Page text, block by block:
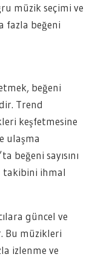
müzik seçimi ve
fazla beğeni
beğeni
Trend
keşfetmesine
ulaşma
beğeni sayısını
takibini ihmal
güncel ve
Bu müzikleri
izlenme ve